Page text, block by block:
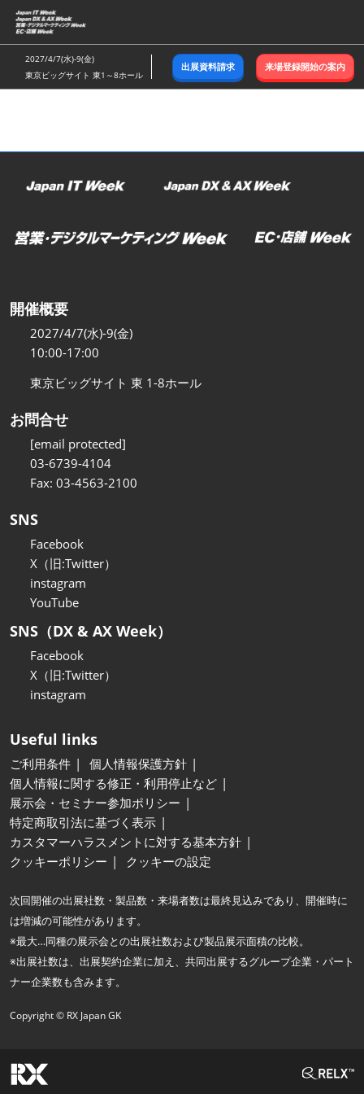
ス
キ
ッ
し
む
2027/4/7(水)-9(金)
東京ビッグサイト 東1～8ホール
出展資料請求 来場登録開始の案内
開催概要
2027/4/7(水)-9(金)
10:00-17:00
東京ビッグサイト 東 1-8ホール
お問合せ
[email protected]
03-6739-4104
Fax: 03-4563-2100
SNS
Facebook
X（旧:Twitter）
instagram
YouTube
SNS（DX & AX Week）
Facebook
X（旧:Twitter）
instagram
Useful links
ご利用条件
個人情報保護方針
個人情報に関する修正・利用停止など
展示会・セミナー参加ポリシー
特定商取引法に基づく表示
カスタマーハラスメントに対する基本方針
クッキーポリシー
クッキーの設定
次回開催の出展社数・製品数・来場者数は最終見込みであり、開催時に
は増減の可能性があります。
※最大…同種の展示会との出展社数および製品展示面積の比較。
※出展社数は、出展契約企業に加え、共同出展するグループ企業・パート
ナー企業数も含みます。
Copyright © RX Japan GK